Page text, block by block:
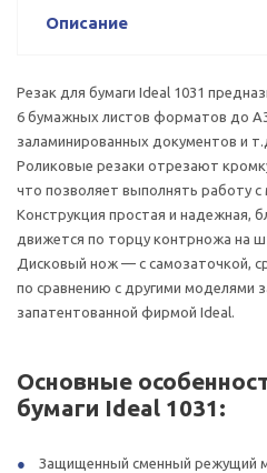
Описание
Резак для бумаги Ideal 1031
6 бумажных листов форматов до
заламинированных документов и
Роликовые резаки отрезают
что позволяет выполнять работу
Конструкция простая и надежная,
движется по торцу контрножа на
Дисковый нож — с самозаточкой,
по сравнению с другими моделями
запатентованной фирмой Ideal.
Основные
бумаги Ideal 1031:
Защищенный сменный режущий